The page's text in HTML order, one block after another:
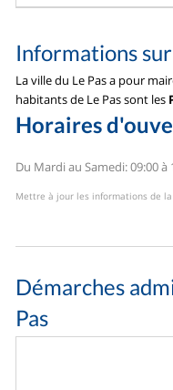
Informations
La ville du Le Pas a pour
habitants de Le Pas sont les
Horaires
Du Mardi au Samedi: 09:00 à
Mettre à jour les informations de
Démarches
Pas